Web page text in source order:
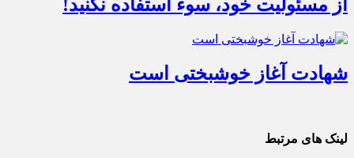
از مسئولیت خود، سوء استفاده نکنید!
شهادت آغاز خوشبختی است
لینک های مرتبط